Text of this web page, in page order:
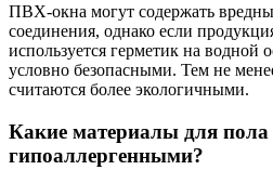
ПВХ-окна могут содержать
соединения, однако если
используется герметик на водной
условно безопасными. Тем не
считаются более экологичными.
Какие материалы для пола
гипоаллергенными?